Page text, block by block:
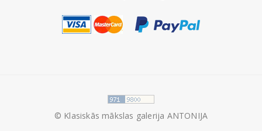
© Klasiskās mākslas galerija ANTONIJA